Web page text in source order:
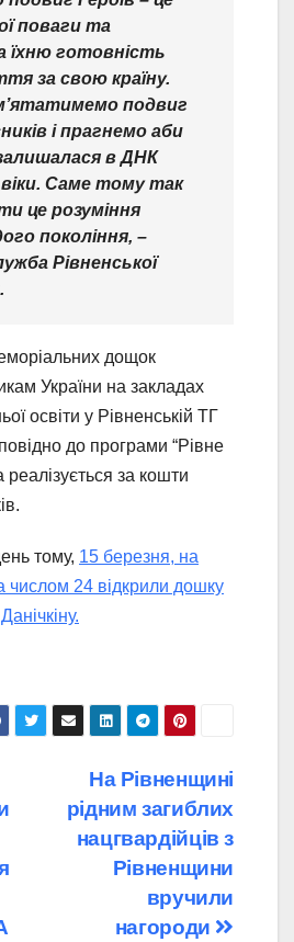
поваги та
їхню готовність
за свою країну.
подвиг
і прагнемо аби
в ДНК
віки. Саме тому так
це розуміння
покоління, –
Рівненської
дощок
України на закладах
освіти у Рівненській ТГ
до програми “Рівне
реалізується за кошти
тому, 15 березня, на
числом 24 відкрили дошку
На Рівненщині
рідним загиблих
нацгвардійців з
Рівненщини
вручили
нагороди